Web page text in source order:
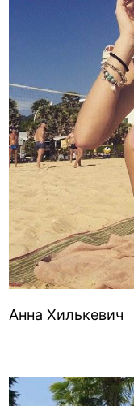
Анна Хилькевич